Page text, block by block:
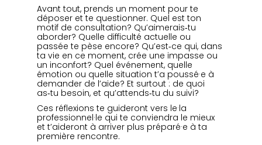
Avant tout, prends un moment pour te
déposer et te questionner. Quel est ton
motif de consultation? Qu’aimerais‑tu
aborder? Quelle difficulté actuelle ou
passée te pèse encore? Qu’est‑ce qui, dans
ta vie en ce moment, crée une impasse ou
un inconfort? Quel événement, quelle
émotion ou quelle situation t’a poussé·e à
demander de l’aide? Et surtout : de quoi
as‑tu besoin, et qu’attends‑tu du suivi?
Ces réflexions te guideront vers le·la
professionnel·le qui te conviendra le mieux
et t’aideront à arriver plus préparé·e à ta
première rencontre.